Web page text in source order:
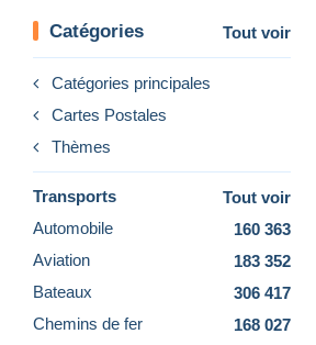
Catégories Tout voir
Catégories principales
Cartes Postales
Thèmes
Transports
Tout voir
Automobile
160 363
Aviation
183 352
Bateaux
306 417
Chemins de fer
168 027